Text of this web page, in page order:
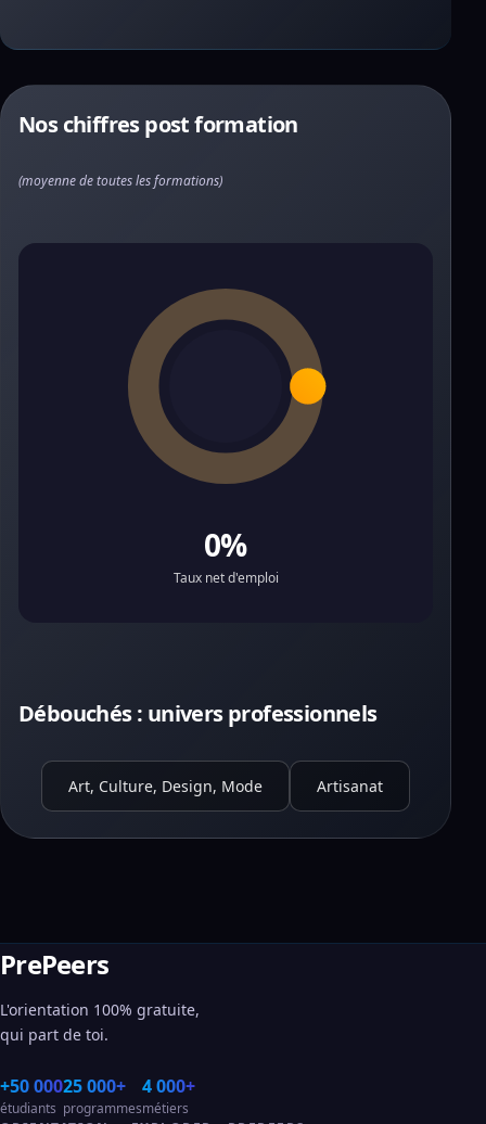
Nos chiffres post formation
(moyenne de toutes les formations)
0%
Taux net d'emploi
Débouchés : univers professionnels
Art, Culture, Design, Mode Artisanat
PrePeers
L'orientation 100% gratuite,
qui part de toi.
+50 000
étudiants
25 000+
programmes
4 000+
métiers